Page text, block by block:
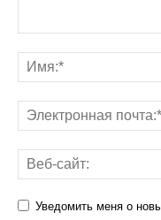
Уведомить меня о